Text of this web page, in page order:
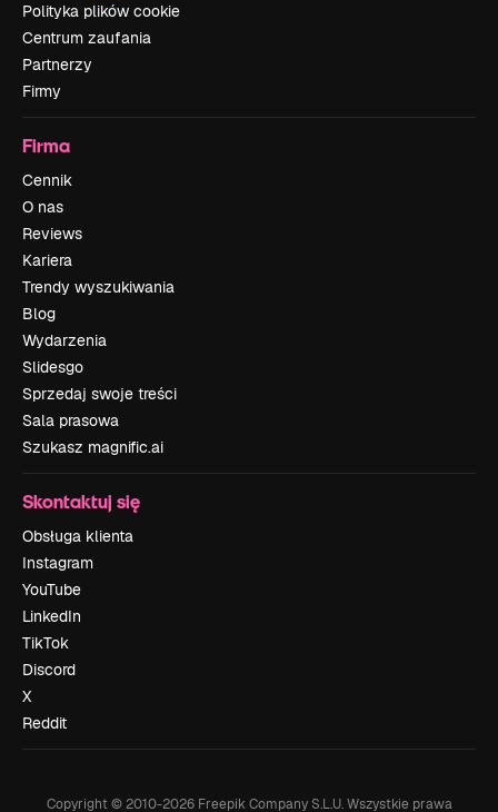
Polityka plików cookie
Centrum zaufania
Partnerzy
Firmy
Firma
Cennik
O nas
Reviews
Kariera
Trendy wyszukiwania
Blog
Wydarzenia
Slidesgo
Sprzedaj swoje treści
Sala prasowa
Szukasz magnific.ai
Skontaktuj się
Obsługa klienta
Instagram
YouTube
LinkedIn
TikTok
Discord
X
Reddit
Copyright © 2010-2026Freepik Company S.L.U. Wszystkie prawa